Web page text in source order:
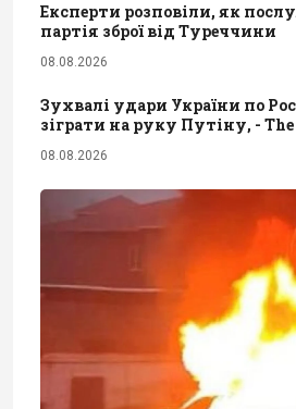
Експерти розповіли, як
партія зброї від Туреччини
08.08.2026
Зухвалі удари України по
зіграти на руку Путіну, - The
08.08.2026